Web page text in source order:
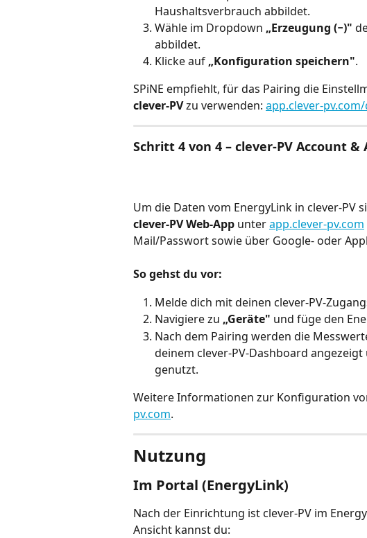
Haushaltsverbrauch abbildet.
Wähle im Dropdown „Erzeugung (−)"
abbildet.
Klicke auf „Konfiguration speichern".
SPiNE empfiehlt, für das Pairing die
clever-PV zu verwenden: app.clever-
Schritt 4 von 4 – clever-PV Account
Um die Daten vom EnergyLink in clever-PV
clever-PV Web-App unter app.clever-pv.com
Mail/Passwort sowie über Google- oder
So gehst du vor:
Melde dich mit deinen clever-PV-
Navigiere zu „Geräte" und füge den
Nach dem Pairing werden die
deinem clever-PV-Dashboard
genutzt.
Weitere Informationen zur Konfiguration
pv.com.
Nutzung
Im Portal (EnergyLink)
Nach der Einrichtung ist clever-PV im
Ansicht kannst du: